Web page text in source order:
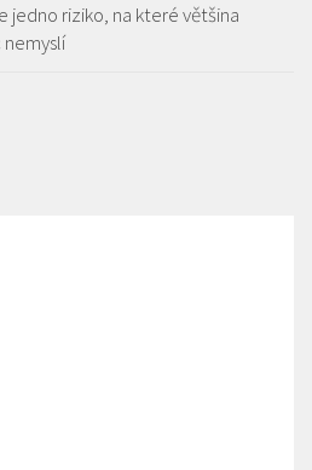
jedno riziko, na které většina